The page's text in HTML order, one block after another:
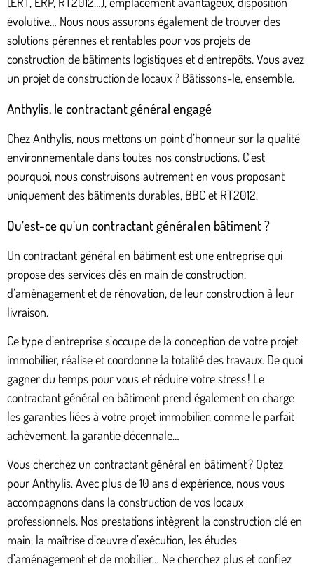
évolutive… Nous nous assurons également de trouver des
solutions pérennes et rentables pour vos projets de
construction de bâtiments logistiques et d’entrepôts. Vous avez
un projet de construction de locaux ? Bâtissons-le, ensemble.
Anthylis, le contractant général engagé
Chez Anthylis, nous mettons un point d’honneur sur la qualité
environnementale dans toutes nos constructions. C’est
pourquoi, nous construisons autrement en vous proposant
uniquement des bâtiments durables, BBC et RT2012.
Qu’est-ce qu’un contractant général en bâtiment ?
Un contractant général en bâtiment est une entreprise qui
propose des services clés en main de construction,
d’aménagement et de rénovation, de leur construction à leur
livraison.
Ce type d’entreprise s’occupe de la conception de votre projet
immobilier, réalise et coordonne la totalité des travaux. De quoi
gagner du temps pour vous et réduire votre stress ! Le
contractant général en bâtiment prend également en charge
les garanties liées à votre projet immobilier, comme le parfait
achèvement, la garantie décennale…
Vous cherchez un contractant général en bâtiment ? Optez
pour Anthylis. Avec plus de 10 ans d’expérience, nous vous
accompagnons dans la construction de vos locaux
professionnels. Nos prestations intègrent la construction clé en
main, la maîtrise d’œuvre d’exécution, les études
d’aménagement et de mobilier… Ne cherchez plus et confiez